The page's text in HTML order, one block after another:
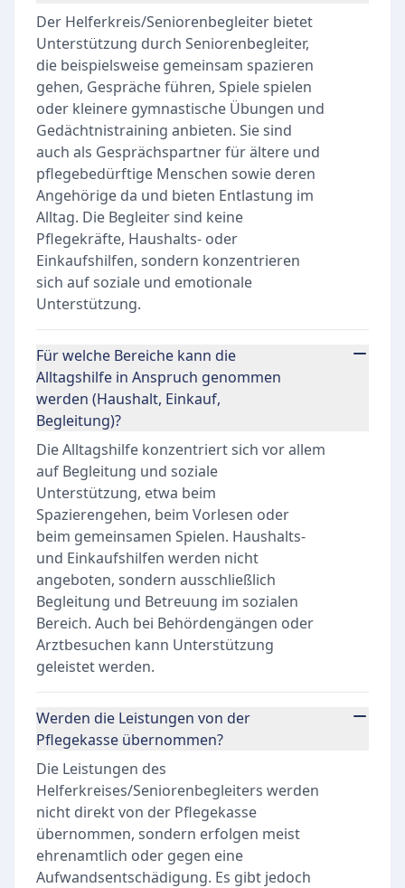
Der Helferkreis/Seniorenbegleiter bietet
Unterstützung durch Seniorenbegleiter,
die beispielsweise gemeinsam spazieren
gehen, Gespräche führen, Spiele spielen
oder kleinere gymnastische Übungen und
Gedächtnistraining anbieten. Sie sind
auch als Gesprächspartner für ältere und
pflegebedürftige Menschen sowie deren
Angehörige da und bieten Entlastung im
Alltag. Die Begleiter sind keine
Pflegekräfte, Haushalts- oder
Einkaufshilfen, sondern konzentrieren
sich auf soziale und emotionale
Unterstützung.
Für welche Bereiche kann die
Alltagshilfe in Anspruch genommen
werden (Haushalt, Einkauf,
Begleitung)?
Die Alltagshilfe konzentriert sich vor allem
auf Begleitung und soziale
Unterstützung, etwa beim
Spazierengehen, beim Vorlesen oder
beim gemeinsamen Spielen. Haushalts-
und Einkaufshilfen werden nicht
angeboten, sondern ausschließlich
Begleitung und Betreuung im sozialen
Bereich. Auch bei Behördengängen oder
Arztbesuchen kann Unterstützung
geleistet werden.
Werden die Leistungen von der
Pflegekasse übernommen?
Die Leistungen des
Helferkreises/Seniorenbegleiters werden
nicht direkt von der Pflegekasse
übernommen, sondern erfolgen meist
ehrenamtlich oder gegen eine
Aufwandsentschädigung. Es gibt jedoch